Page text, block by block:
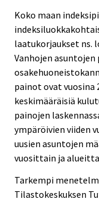
Koko maan
laatukorjaukset ns.
Vanhojen asuntojen
painot ovat vuosina
keskimääräisiä
painojen
ympäröivien viiden
uusien asuntojen
vuosittain ja
Tarkempi
Tilastokeskuksen